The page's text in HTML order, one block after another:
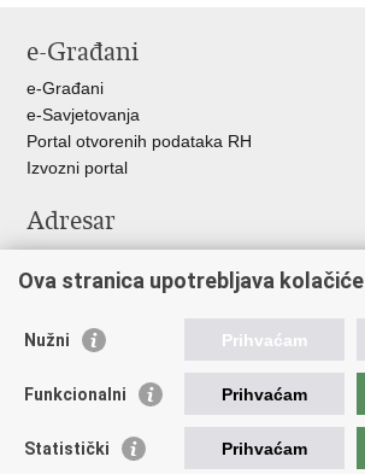
e-Građani
e-Građani
e-Savjetovanja
Portal otvorenih podataka RH
Izvozni portal
Adresar
Adresar tijela javne vlasti
Korisne poveznice
Vlada RH
Predsjednik RH
Ova stranica upotrebljava kolačiće
Nužni Prihvaćam
Funkcionalni Prihvaćam
Statistički Prihvaćam